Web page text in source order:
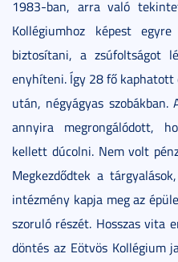
1983-ban, arra való
Kollégiumhoz képest
biztosítani, a zsúfoltságot
enyhíteni. Így 28 fő kaphatott
után, négyágyas
annyira megrongálódott,
kellett dúcolni. Nem volt
Megkezdődtek a
intézmény kapja meg az
szoruló részét. Hosszas vita
döntés az Eötvös Kollégium